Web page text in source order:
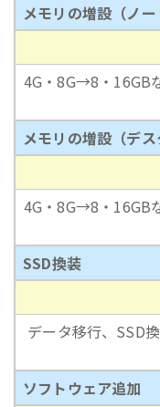
メモリの増設（ノー
4G・8G→8・16GB
メモリの増設（デス
4G・8G→8・16GB
SSD換装
データ移行、SSD
ソフトウェア追加